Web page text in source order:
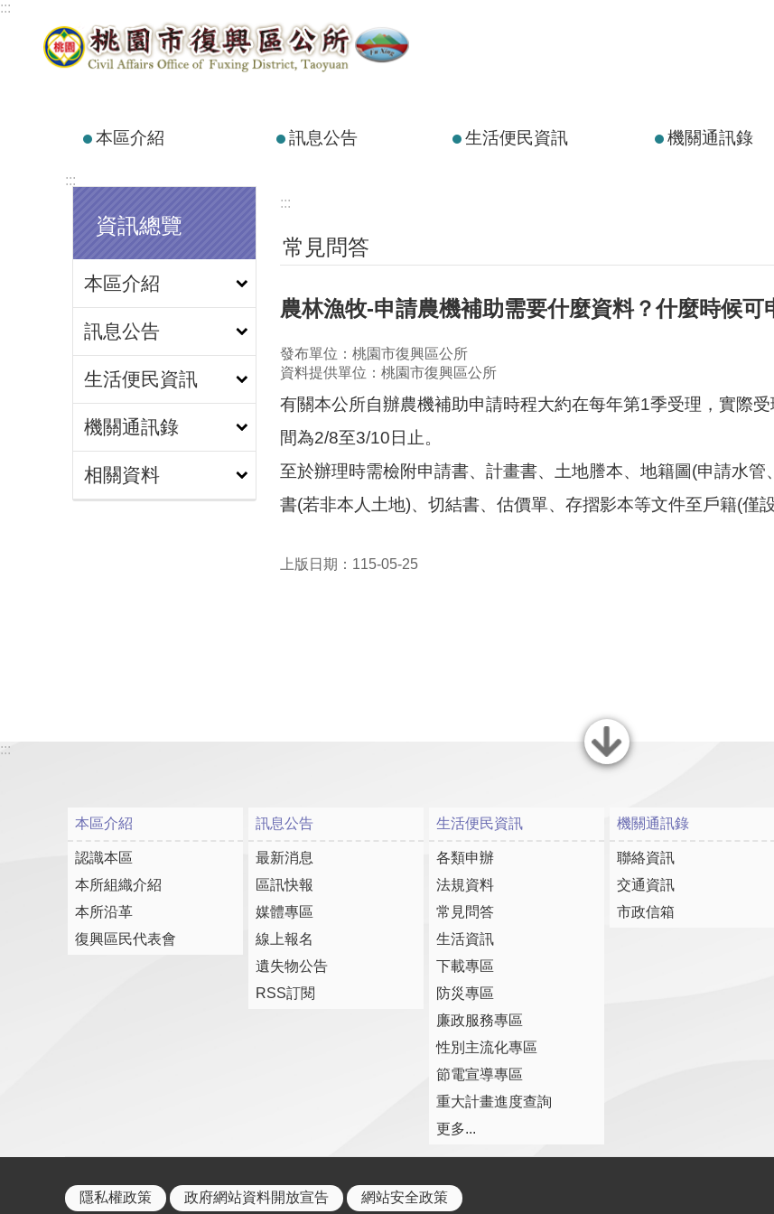
跳到主要內容區塊
:::
本區介紹 訊息公告 生活便民資訊 機關通訊錄
:::
資訊總覽
本區介紹
訊息公告
生活便民資訊
機關通訊錄
相關資料
:::
常見問答
農林漁牧-申請農機補助需要什麼資料？什麼時候可
發布單位：桃園市復興區公所
資料提供單位：桃園市復興區公所
有關本公所自辦農機補助申請時程大約在每年第1季受理，實際
間為2/8至3/10日止。
至於辦理時需檢附申請書、計畫書、土地謄本、地籍圖(申請水
書(若非本人土地)、切結書、估價單、存摺影本等文件至戶籍(僅
上版日期：115-05-25
關閉
:::
本區介紹
認識本區
本所組織介紹
本所沿革
復興區民代表會
訊息公告
最新消息
區訊快報
媒體專區
線上報名
遺失物公告
RSS訂閱
生活便民資訊
各類申辦
法規資料
常見問答
生活資訊
下載專區
防災專區
廉政服務專區
性別主流化專區
節電宣導專區
重大計畫進度查詢
更多...
機關通訊錄
聯絡資訊
交通資訊
市政信箱
隱私權政策 政府網站資料開放宣告 網站安全政策